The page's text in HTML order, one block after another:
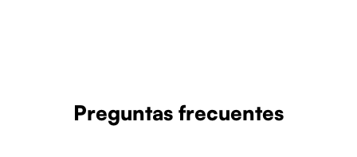
Preguntas frecuentes